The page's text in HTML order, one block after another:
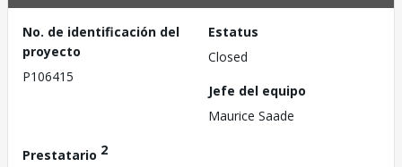
No. de identificación del
proyecto
P106415
Estatus
Closed
Jefe del equipo
Maurice Saade
Prestatario 2